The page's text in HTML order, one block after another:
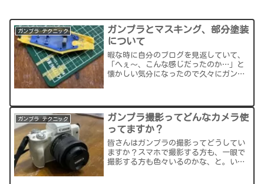
ガンプラ テクニック
ガンプラとマスキング、部分塗装
について
暇な時に自分のブログを見返していて、
「へぇ～、こんな感じだったのか…」と
懐かしい気分になったので久々にガンプ
なくコツを掴んだのかな？...
ガンプラ テクニック
ガンプラ撮影ってどんなカメラ使
ってますか？
皆さんはガンプラの撮影ってどうしてい
ますか？スマホで撮影する方も、一眼で
撮影する方も色々いるのかな、と。いや